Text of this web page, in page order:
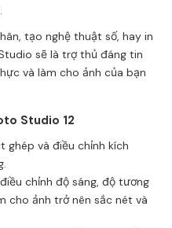
tạo nghệ thuật số, hay in
sẽ là trợ thủ đáng tin
và làm cho ảnh của bạn
Studio 12
ghép và điều chỉnh kích
chỉnh độ sáng, độ tương
cho ảnh trở nên sắc nét và